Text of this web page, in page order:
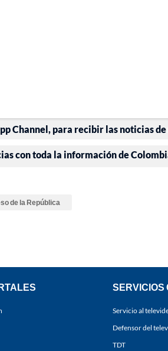
Channel, para recibir las noticias
con toda la información de
de la República
SERVICIOS
Servicio al
Defensor del
TDT